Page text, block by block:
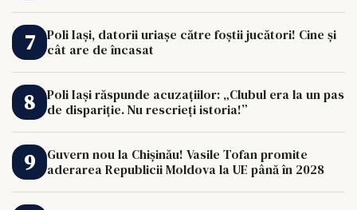
Poli Iași, datorii uriașe către foștii jucători! Cine și
cât are de încasat
Poli Iași răspunde acuzațiilor: „Clubul era la un pas
de dispariție. Nu rescrieți istoria!”
Guvern nou la Chișinău! Vasile Tofan promite
aderarea Republicii Moldova la UE până în 2028